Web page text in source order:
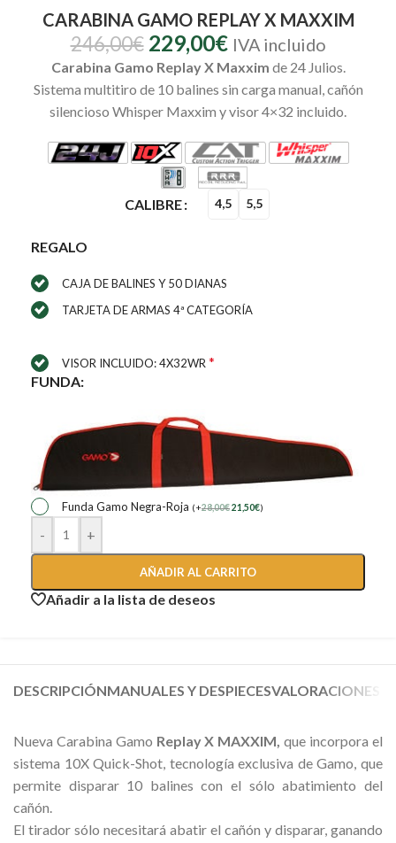
CARABINA GAMO REPLAY X MAXXIM
246,00€ 229,00€ IVA incluido
Carabina Gamo Replay X Maxxim de 24 Julios.
Sistema multitiro de 10 balines sin carga manual, cañón
silencioso Whisper Maxxim y visor 4×32 incluido.
CALIBRE 4,5 5,5
REGALO
CAJA DE BALINES Y 50 DIANAS
TARJETA DE ARMAS 4ª CATEGORÍA
VISOR INCLUIDO: 4X32WR *
FUNDA:
Funda Gamo Negra-Roja (+28,00€21,50€)
- +
AÑADIR AL CARRITO
Añadir a la lista de deseos
DESCRIPCIÓNMANUALES Y DESPIECESVALORACIONES
Nueva Carabina Gamo Replay X MAXXIM, que incorpora el
sistema 10X Quick-Shot, tecnología exclusiva de Gamo, que
permite disparar 10 balines con el sólo abatimiento del
cañón.
El tirador sólo necesitará abatir el cañón y disparar, ganando